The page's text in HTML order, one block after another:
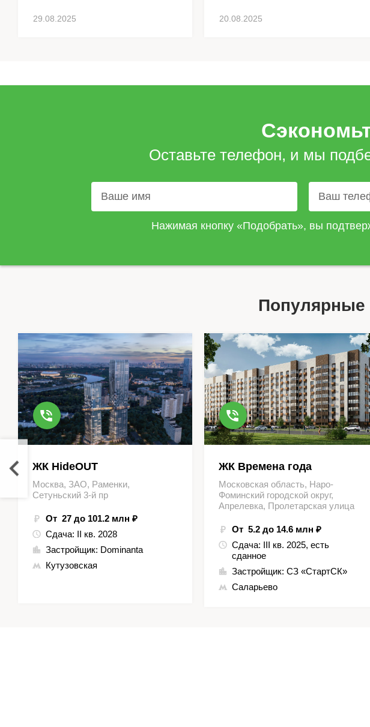
29.08.2025 20.08.2025
Оставьте телефон, и мы
Нажимая кнопку «Подобрать», вы
Популярные
ЖК HideOUT
Москва, ЗАО, Раменки,
Сетуньский 3-й пр
От 27 до 101.2 млн ₽
Сдача: II кв. 2028
Застройщик: Dominanta
Кутузовская
ЖК Времена года
Московская область, Наро-
Фоминский городской округ,
Апрелевка, Пролетарская улица
От 5.2 до 14.6 млн ₽
Сдача: III кв. 2025, есть
сданное
Застройщик: СЗ «СтартСК»
Саларьево